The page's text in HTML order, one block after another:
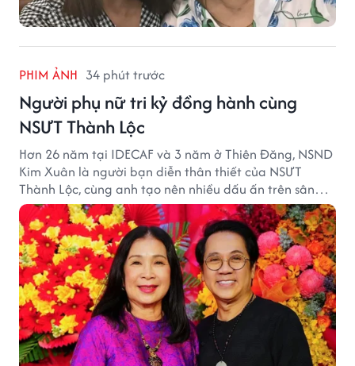
PHIM ẢNH 34 phút trước
Người phụ nữ tri kỷ đồng hành cùng
NSƯT Thành Lộc
Hơn 26 năm tại IDECAF và 3 năm ở Thiên Đăng, NSND
Kim Xuân là người bạn diễn thân thiết của NSƯT
Thành Lộc, cùng anh tạo nên nhiều dấu ấn trên sân
khấu.